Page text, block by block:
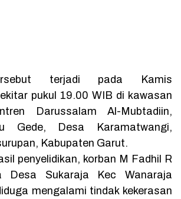
terjadi pada Kamis
pukul 19.00 WIB di kawasan
Darussalam Al-Mubtadiin,
Gede, Desa Karamatwangi,
Kabupaten Garut.
penyelidikan, korban M Fadhil R
Desa Sukaraja Kec Wanaraja
mengalami tindak kekerasan